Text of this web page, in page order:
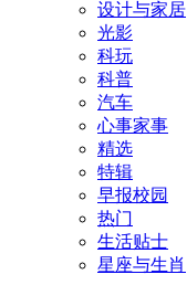
设计与家居
光影
科玩
科普
汽车
心事家事
精选
特辑
早报校园
热门
生活贴士
星座与生肖